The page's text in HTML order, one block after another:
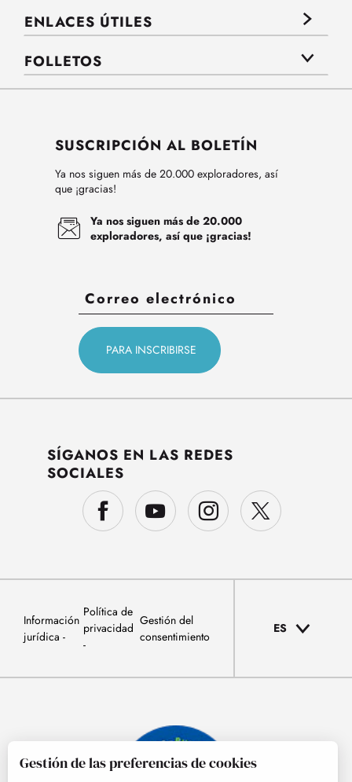
ENLACES ÚTILES
FOLLETOS
SUSCRIPCIÓN AL BOLETÍN
Ya nos siguen más de 20.000 exploradores, así
que ¡gracias!
Ya nos siguen más de 20.000
exploradores, así que ¡gracias!
SÍGANOS EN LAS REDES
SOCIALES
Información
jurídica
Política de
privacidad
Gestión del
consentimiento
ES
Gestión de las preferencias de cookies